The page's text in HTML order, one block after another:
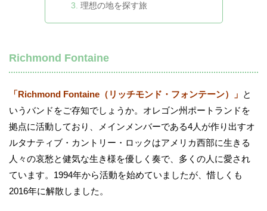
理想の地を探す旅
Richmond Fontaine
「Richmond Fontaine（リッチモンド・フォンテーン）」 と
いうバンドをご存知でしょうか。オレゴン州ポートランドを
拠点に活動しており、メインメンバーである4人が作り出すオ
ルタナティブ・カントリー・ロックはアメリカ西部に生きる
人々の哀愁と健気な生き様を優しく奏で、多くの人に愛され
ています。1994年から活動を始めていましたが、惜しくも
2016年に解散しました。